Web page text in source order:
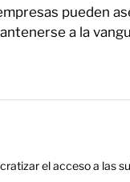
pueden
a la
el acceso a las